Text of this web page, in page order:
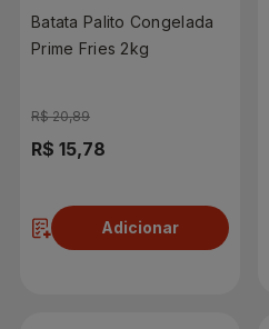
Batata Palito Congelada
Prime Fries 2kg
R$ 20,89
R$ 15,78
Adicionar